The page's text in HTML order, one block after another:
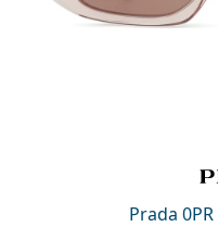
Prada